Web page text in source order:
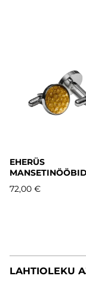
EHERÜS
72,00 €
LAHTIOLEKU